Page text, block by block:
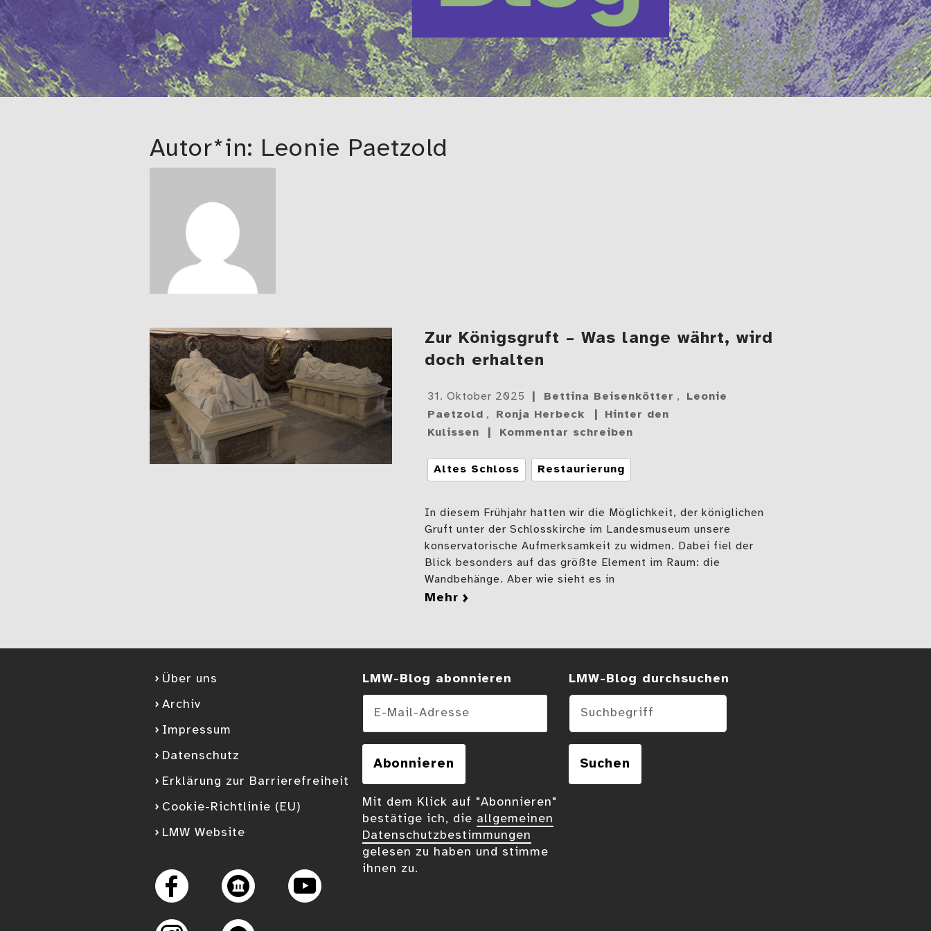
Autor*in: Leonie Paetzold
Zur Königsgruft – Was lange währt, wird
doch erhalten
Gepostet
am
31. Oktober 2025 Bettina Beisenkötter ,
Leonie
Paetzold , Ronja Herbeck
Hinter den
Kulissen
Kommentar schreiben
Tags
Altes Schloss Restaurierung
In diesem Frühjahr hatten wir die Möglichkeit, der königlichen
Gruft unter der Schlosskirche im Landesmuseum unsere
konservatorische Aufmerksamkeit zu widmen. Dabei fiel der
Blick besonders auf das größte Element im Raum: die
Wandbehänge. Aber wie sieht es in
mehr zu Zur Königsgruft – Was lange währt, wird doch erhalten
Über uns
Archiv
Impressum
Datenschutz
Erklärung zur Barrierefreiheit
Cookie-Richtlinie (EU)
LMW Website
Facebook
Googleplus
YouTube
LMW-Blog abonnieren
Mit dem Klick auf "Abonnieren"
bestätige ich, die allgemeinen
Datenschutzbestimmungen
gelesen zu haben und stimme
ihnen zu.
E-Mail-Adresse
Abonnieren
Suchen im Blog
LMW-Blog durchsuchen
Suchen